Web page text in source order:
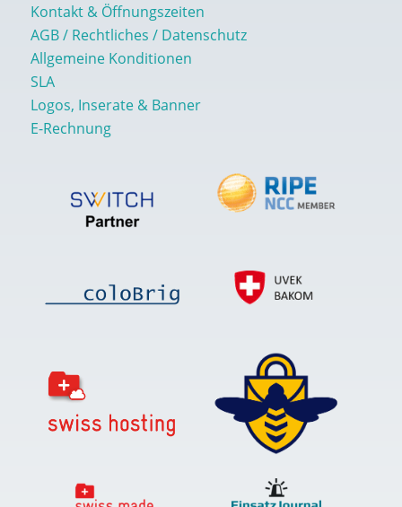
Kontakt & Öffnungszeiten
AGB / Rechtliches / Datenschutz
Allgemeine Konditionen
SLA
Logos, Inserate & Banner
E-Rechnung